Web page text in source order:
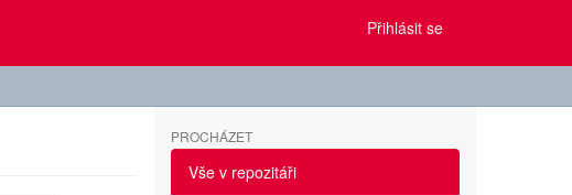
Přihlásit se
PROCHÁZET
Vše v repozitáři